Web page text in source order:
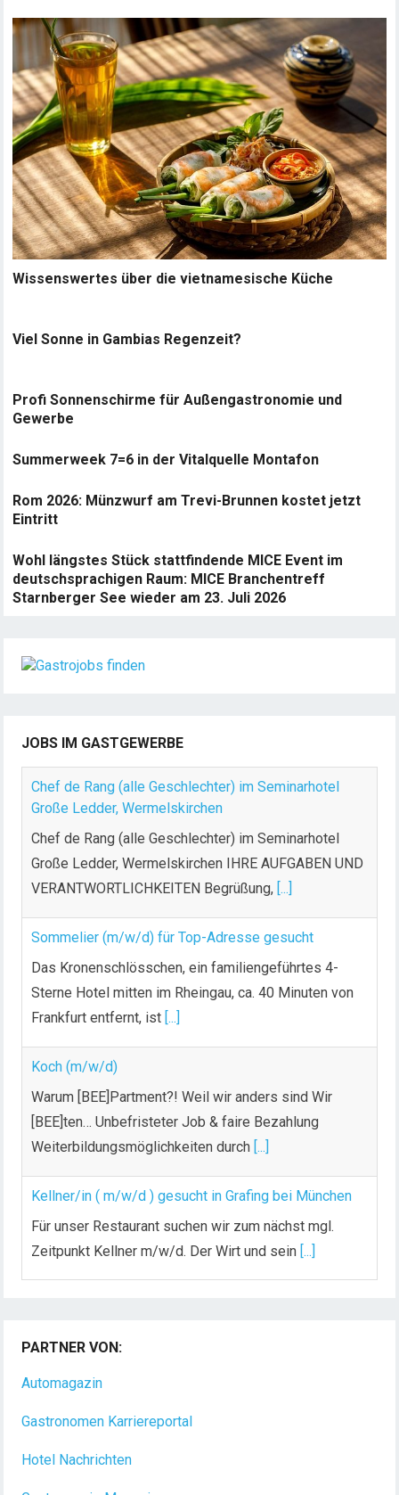
Wissenswertes über die vietnamesische Küche
Viel Sonne in Gambias Regenzeit?
Profi Sonnenschirme für Außengastronomie und
Gewerbe
Summerweek 7=6 in der Vitalquelle Montafon
Rom 2026: Münzwurf am Trevi-Brunnen kostet jetzt
Eintritt
Wohl längstes Stück stattfindende MICE Event im
deutschsprachigen Raum: MICE Branchentreff
Starnberger See wieder am 23. Juli 2026
JOBS IM GASTGEWERBE
Chef de Rang (alle Geschlechter) im Seminarhotel
Große Ledder, Wermelskirchen
Chef de Rang (alle Geschlechter) im Seminarhotel
Große Ledder, Wermelskirchen IHRE AUFGABEN UND
VERANTWORTLICHKEITEN Begrüßung, [...]
Sommelier (m/w/d) für Top-Adresse gesucht
Das Kronenschlösschen, ein familiengeführtes 4-
Sterne Hotel mitten im Rheingau, ca. 40 Minuten von
Frankfurt entfernt, ist [...]
Koch (m/w/d)
Warum [BEE]Partment?! Weil wir anders sind Wir
[BEE]ten… Unbefristeter Job & faire Bezahlung
Weiterbildungsmöglichkeiten durch [...]
Kellner/in ( m/w/d ) gesucht in Grafing bei München
Für unser Restaurant suchen wir zum nächst mgl.
Zeitpunkt Kellner m/w/d. Der Wirt und sein [...]
Dein Arbeitsplatz mit Urlaubsfeeling Chef de Rang
(m/w/d) Du bist Gastgeber aus Leidenschaft und
PARTNER VON:
Automagazin
Gastronomen Karriereportal
Hotel Nachrichten